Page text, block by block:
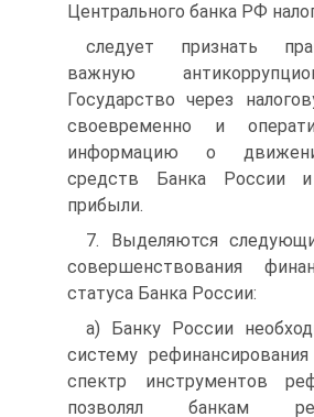
Центрального банка РФ
следует признать
важную
Государство через
своевременно и
информацию о
средств Банка России
прибыли.
7. Выделяются
совершенствования
статуса Банка России:
а) Банку России
систему
спектр инструментов
позволял банкам